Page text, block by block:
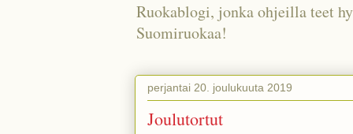
Ruokablogi, jonka ohjeilla teet
Suomiruokaa!
perjantai 20. joulukuuta 2019
Joulutortut